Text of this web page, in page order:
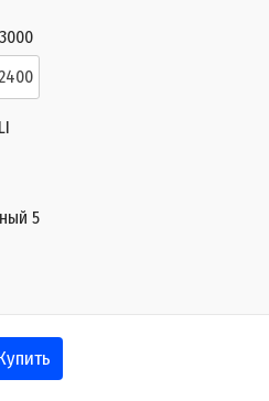
3000
2400
5